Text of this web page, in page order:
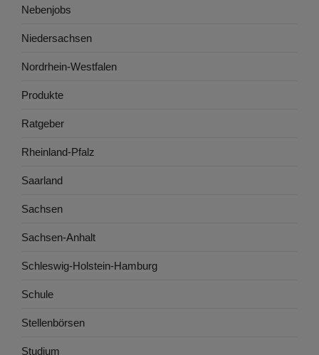
Nebenjobs
Niedersachsen
Nordrhein-Westfalen
Produkte
Ratgeber
Rheinland-Pfalz
Saarland
Sachsen
Sachsen-Anhalt
Schleswig-Holstein-Hamburg
Schule
Stellenbörsen
Studium